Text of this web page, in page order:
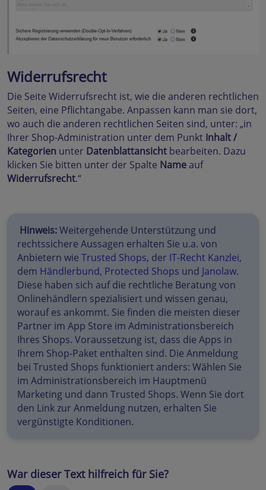
Widerrufsrecht
Die Seite Widerrufsrecht ist, wie die anderen rechtlichen
Seiten, eine Pflichtangabe. Anpassen kann man sie dort,
wo auch die anderen rechtlichen Seiten sind, unter: „in
Ihrer Shop-Administration unter dem Punkt Inhalt /
Kategorien unter Datenblattansicht bearbeiten. Dazu
klicken Sie bitten unter der Spalte Name auf
Widerrufsrecht.“
Hinweis:Weitergehende Unterstützung und
rechtssichere Aussagen erhalten Sie u.a. von
Anbietern wieTrusted Shops, der IT-Recht Kanzlei,
dem Händlerbund, Protected Shops und Janolaw.
Diese haben sich auf die rechtliche Beratung von
Onlinehändlern spezialisiert und wissen genau,
worauf es ankommt. Sie finden die meisten dieser
Partner im App Store im Administrationsbereich
Ihres Shops. Voraussetzung ist, dass die Apps in
Ihrem Shop-Paket enthalten sind. Die Anmeldung
bei Trusted Shops funktioniert anders: Wählen Sie
im Administrationsbereich im Hauptmenü
Marketing und dann Trusted Shops. Wenn Sie dort
den Link zur Anmeldung nutzen, erhalten Sie
vergünstigte Konditionen.
War dieser Text hilfreich für Sie?